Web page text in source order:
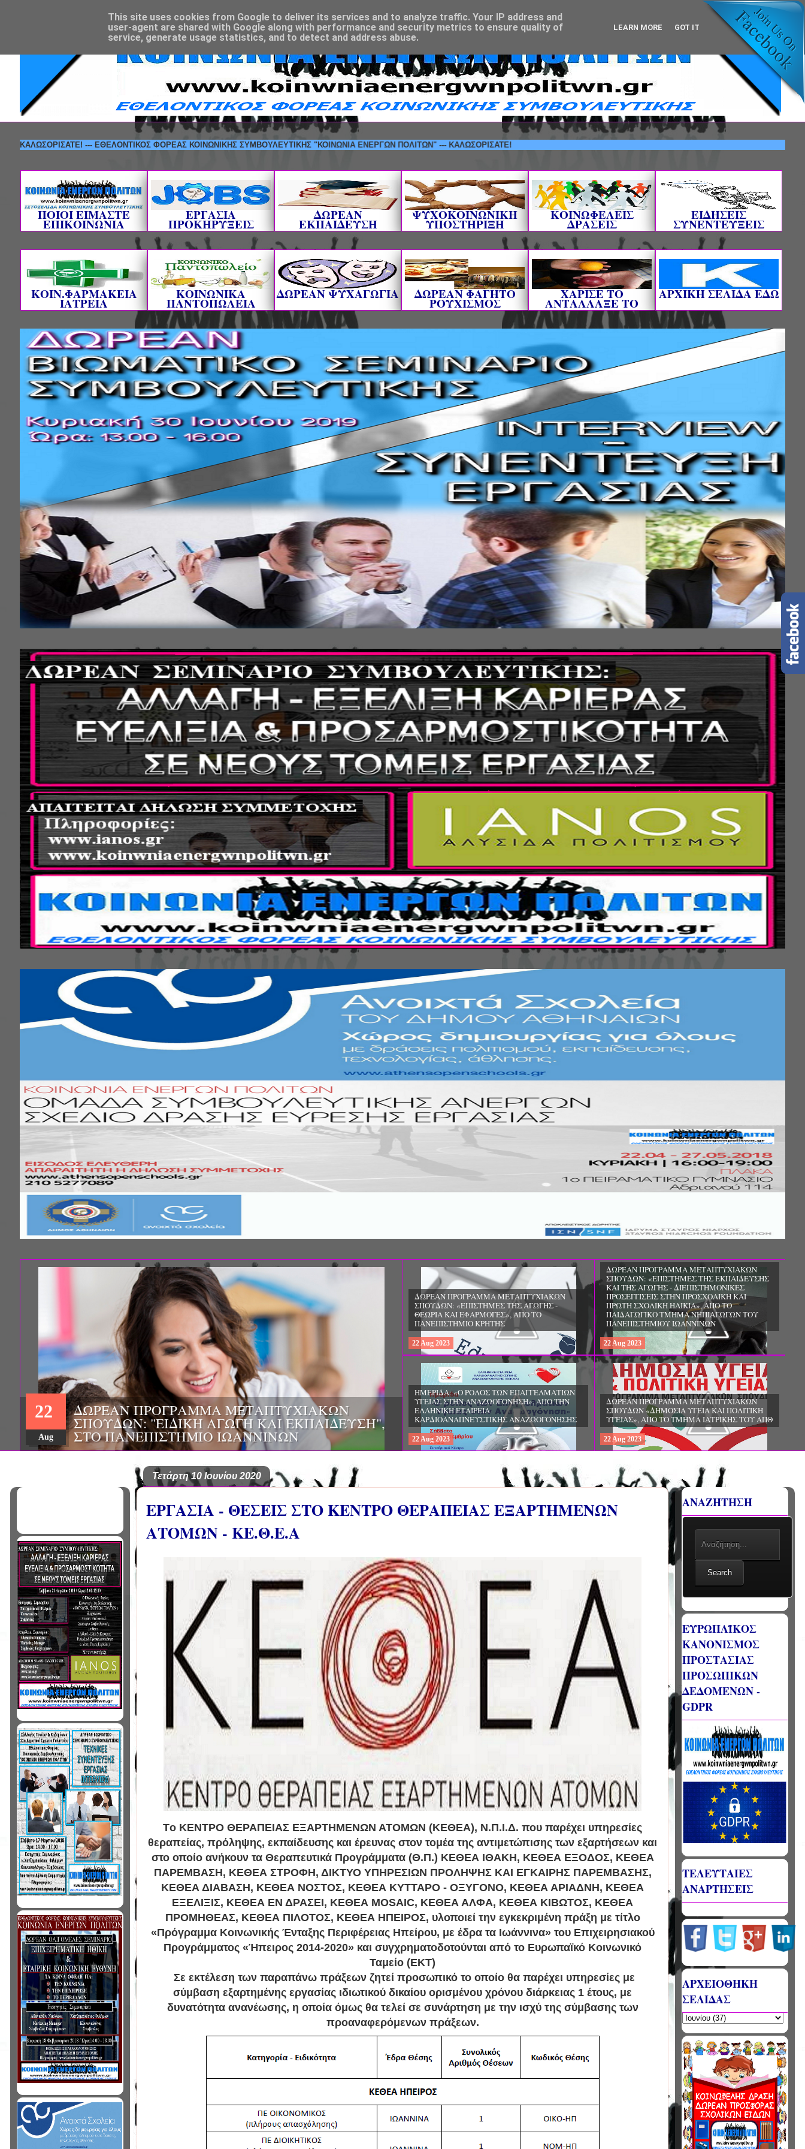
ΚΑΛΩΣΟΡΙΣΑΤΕ! --- ΕΘΕΛΟΝΤΙΚΟΣ ΦΟΡΕΑΣ ΚΟΙΝΩΝΙΚΗΣ ΣΥΜΒΟΥΛΕΥΤΙΚΗΣ "ΚΟΙΝΩΝΙΑ ΕΝΕΡΓΩΝ ΠΟΛΙΤΩΝ" --- ΚΑΛΩΣΟΡΙΣΑΤΕ!
ΠΟΙΟΙ ΕΙΜΑΣΤΕ
ΕΠΙΚΟΙΝΩΝΙΑ
ΕΡΓΑΣΙΑ
ΠΡΟΚΗΡΥΞΕΙΣ
ΔΩΡΕΑΝ
ΕΚΠΑΙΔΕΥΣΗ
ΨΥΧΟΚΟΙΝΩΝΙΚΗ
ΥΠΟΣΤΗΡΙΞΗ
ΚΟΙΝΩΦΕΛΕΙΣ
ΔΡΑΣΕΙΣ
ΕΙΔΗΣΕΙΣ
ΣΥΝΕΝΤΕΥΞΕΙΣ
ΚΟΙΝ.ΦΑΡΜΑΚΕΙΑ
ΙΑΤΡΕΙΑ
ΚΟΙΝΩΝΙΚΑ
ΠΑΝΤΟΠΩΛΕΙΑ
ΔΩΡΕΑΝ ΨΥΧΑΓΩΓΙΑ ΔΩΡΕΑΝ ΦΑΓΗΤΟ
ΡΟΥΧΙΣΜΟΣ
ΧΑΡΙΣΕ ΤΟ
ΑΝΤΑΛΛΑΞΕ ΤΟ
AΡΧΙΚΗ ΣΕΛΙΔΑ ΕΔΩ
ΔΩΡΕΑΝ ΠΡΟΓΡΑΜΜΑ ΜΕΤΑΠΤΥΧΙΑΚΩΝ
ΣΠΟΥΔΩΝ: "ΕΙΔΙΚΗ ΑΓΩΓΗ ΚΑΙ ΕΚΠΑΙΔΕΥΣΗ",
ΣΤΟ ΠΑΝΕΠΙΣΤΗΜΙΟ ΙΩΑΝΝΙΝΩΝ
22
Aug
ΔΩΡΕΑΝ ΠΡΟΓΡΑΜΜΑ ΜΕΤΑΠΤΥΧΙΑΚΩΝ
ΣΠΟΥΔΩΝ: «ΕΠΙΣΤΗΜΕΣ ΤΗΣ ΑΓΩΓΗΣ -
ΘΕΩΡΙΑ ΚΑΙ ΕΦΑΡΜΟΓΕΣ», ΑΠΟ ΤΟ
ΠΑΝΕΠΙΣΤΗΜΙΟ ΚΡΗΤΗΣ
22Aug 2023
ΔΩΡΕΑΝ ΠΡΟΓΡΑΜΜΑ ΜΕΤΑΠΤΥΧΙΑΚΩΝ
ΣΠΟΥΔΩΝ: «ΕΠΙΣΤΗΜΕΣ ΤΗΣ ΕΚΠΑΙΔΕΥΣΗΣ
ΚΑΙ ΤΗΣ ΑΓΩΓΗΣ - ΔΙΕΠΙΣΤΗΜΟΝΙΚΕΣ
ΠΡΟΣΕΓΓΙΣΕΙΣ ΣΤΗΝ ΠΡΟΣΧΟΛΙΚΗ ΚΑΙ
ΠΡΩΤΗ ΣΧΟΛΙΚΗ ΗΛΙΚΙΑ», ΑΠΟ ΤΟ
ΠΑΙΔΑΓΩΓΙΚΟ ΤΜΗΜΑ ΝΗΠΙΑΓΩΓΩΝ ΤΟΥ
ΠΑΝΕΠΙΣΤΗΜΙΟΥ ΙΩΑΝΝΙΝΩΝ
22Aug 2023
ΗΜΕΡΙΔΑ: «Ο ΡΟΛΟΣ ΤΩΝ ΕΠΑΓΓΕΛΜΑΤΙΩΝ
ΥΓΕΙΑΣ ΣΤΗΝ ΑΝΑΖΩΟΓΟΝΗΣΗ», ΑΠΟ ΤΗΝ
ΕΛΛΗΝΙΚΗ ΕΤΑΙΡΕΙΑ
ΚΑΡΔΙΟΑΝΑΠΝΕΥΣΤΙΚΗΣ ΑΝΑΖΩΟΓΟΝΗΣΗΣ
22Aug 2023
ΔΩΡΕΑΝ ΠΡΟΓΡΑΜΜΑ ΜΕΤΑΠΤΥΧΙΑΚΩΝ
ΣΠΟΥΔΩΝ «ΔΗΜΟΣΙΑ ΥΓΕΙΑ ΚΑΙ ΠΟΛΙΤΙΚΗ
ΥΓΕΙΑΣ», ΑΠΟ ΤΟ ΤΜΗΜΑ ΙΑΤΡΙΚΗΣ ΤΟΥ ΑΠΘ
22Aug 2023
Τετάρτη 10 Ιουνίου 2020
ΕΡΓΑΣΙΑ - ΘΕΣΕΙΣ ΣΤΟ ΚΕΝΤΡΟ ΘΕΡΑΠΕΙΑΣ ΕΞΑΡΤΗΜΕΝΩΝ
ΑΤΟΜΩΝ - ΚΕ.Θ.Ε.Α
Tο ΚΕΝΤΡΟ ΘΕΡΑΠΕΙΑΣ ΕΞΑΡΤΗΜΕΝΩΝ ΑΤΟΜΩΝ (ΚΕΘΕΑ), Ν.Π.Ι.Δ. που παρέχει υπηρεσίες
θεραπείας, πρόληψης, εκπαίδευσης και έρευνας στον τομέα της αντιμετώπισης των εξαρτήσεων και
στο οποίο ανήκουν τα Θεραπευτικά Προγράμματα (Θ.Π.) ΚΕΘΕΑ ΙΘΑΚΗ, ΚΕΘΕΑ ΕΞΟΔΟΣ, ΚΕΘΕΑ
ΠΑΡΕΜΒΑΣΗ, ΚΕΘΕΑ ΣΤΡΟΦΗ, ΔΙΚΤΥΟ ΥΠΗΡΕΣΙΩΝ ΠΡΟΛΗΨΗΣ KAI ΕΓΚΑΙΡΗΣ ΠΑΡΕΜΒΑΣΗΣ,
ΚΕΘΕΑ ΔΙΑΒΑΣΗ, ΚΕΘΕΑ ΝΟΣΤΟΣ, ΚΕΘΕΑ ΚΥΤΤΑΡΟ - ΟΞΥΓΟΝΟ, ΚΕΘΕΑ ΑΡΙΑΔΝΗ, ΚΕΘΕΑ
ΕΞΕΛΙΞΙΣ, ΚΕΘΕΑ ΕΝ ΔΡΑΣΕΙ, ΚΕΘΕΑ MOSAIC, ΚΕΘΕΑ ΑΛΦΑ, ΚΕΘΕΑ ΚΙΒΩΤΟΣ, ΚΕΘΕΑ
ΠΡΟΜΗΘΕΑΣ, ΚΕΘΕΑ ΠΙΛΟΤΟΣ, ΚΕΘΕΑ ΗΠΕΙΡΟΣ, υλοποιεί την εγκεκριμένη πράξη με τίτλο
«Πρόγραμμα Κοινωνικής Ένταξης Περιφέρειας Ηπείρου, με έδρα τα Ιωάννινα» του Επιχειρησιακού
Προγράμματος «Ήπειρος 2014-2020» και συγχρηματοδοτούνται από το Ευρωπαϊκό Κοινωνικό
Ταμείο (ΕΚΤ)
Σε εκτέλεση των παραπάνω πράξεων ζητεί προσωπικό το οποίο θα παρέχει υπηρεσίες με
σύμβαση εξαρτημένης εργασίας ιδιωτικού δικαίου ορισμένου χρόνου διάρκειας 1 έτους, με
δυνατότητα ανανέωσης, η οποία όμως θα τελεί σε συνάρτηση με την ισχύ της σύμβασης των
προαναφερόμενων πράξεων.
ΑΝΑΖΗΤΗΣΗ
Search
ΕΥΡΩΠΑΪΚΟΣ
ΚΑΝΟΝΙΣΜΟΣ
ΠΡΟΣΤΑΣΙΑΣ
ΠΡΟΣΩΠΙΚΩΝ
ΔΕΔΟΜΕΝΩΝ -
GDPR
ΤΕΛΕΥΤΑΙΕΣ
ΑΝΑΡΤΗΣΕΙΣ
ΑΡΧΕΙΟΘΗΚΗ
ΣΕΛΙΔΑΣ
This site uses cookies from Google to deliver its services and to analyze traffic. Your IP address and
user-agent are shared with Google along with performance and security metrics to ensure quality of
service, generate usage statistics, and to detect and address abuse.
LEARN MORE GOT IT